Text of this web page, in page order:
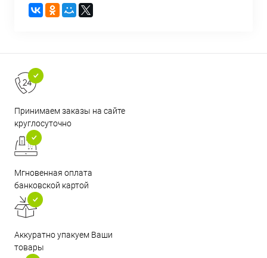
Принимаем заказы на сайте
круглосуточно
Мгновенная оплата
банковской картой
Аккуратно упакуем Ваши
товары